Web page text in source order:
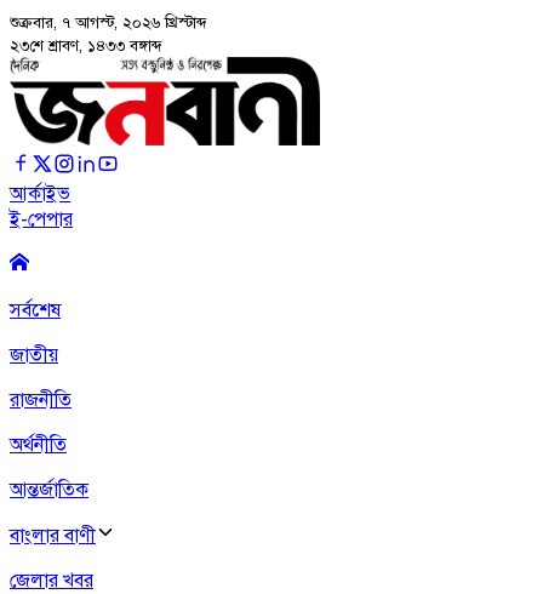
শুক্রবার, ৭ আগস্ট, ২০২৬ খ্রিস্টাব্দ
২৩শে শ্রাবণ, ১৪৩৩ বঙ্গাব্দ
আর্কাইভ
ই-পেপার
সর্বশেষ
জাতীয়
রাজনীতি
অর্থনীতি
আন্তর্জাতিক
বাংলার বাণী
জেলার খবর